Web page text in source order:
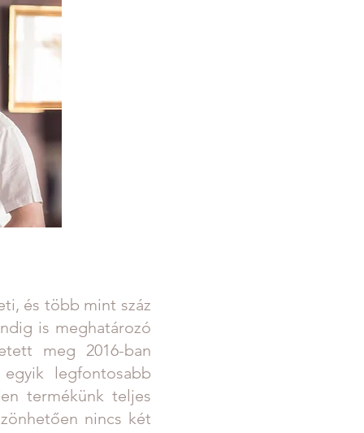
és több mint száz
is meghatározó
meg 2016-ban
legfontosabb
termékünk teljes
nincs két